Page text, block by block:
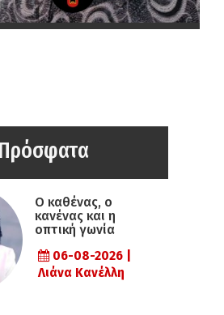
Πρόσφατα
Ο καθένας, ο
κανένας και η
οπτική γωνία
06-08-2026 |
Λιάνα Κανέλλη